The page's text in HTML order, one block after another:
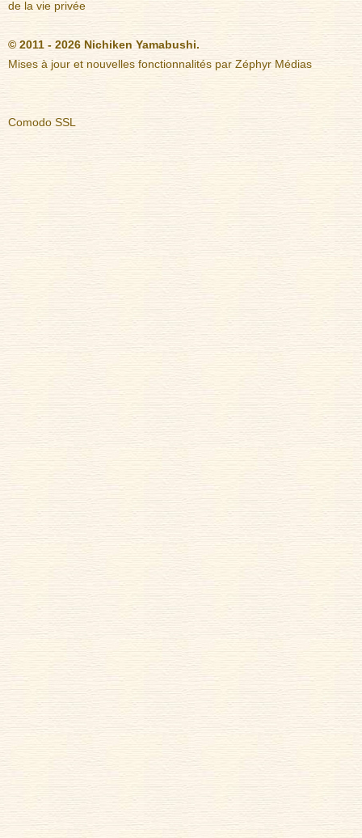
de la vie privée
© 2011 - 2026 Nichiken Yamabushi.
Mises à jour et nouvelles fonctionnalités par Zéphyr Médias
Comodo SSL